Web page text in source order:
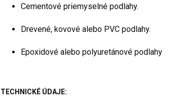
Cementové priemyselné podlahy.
Drevené, kovové alebo PVC podlahy.
Epoxidové alebo polyuretánové podlahy
TECHNICKÉ ÚDAJE: